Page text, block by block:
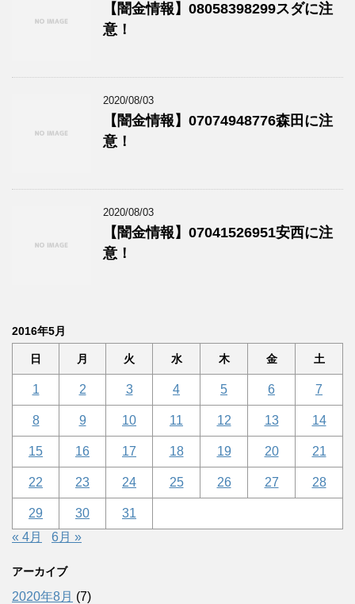
【闇金情報】08058398299スダに注
意！
2020/08/03
【闇金情報】07074948776森田に注
意！
2020/08/03
【闇金情報】07041526951安西に注
意！
2016年5月
日 月 火 水 木 金 土
1 2 3 4 5 6 7
8 9 10 11 12 13 14
15 16 17 18 19 20 21
22 23 24 25 26 27 28
29 30
31
« 4月
6月 »
アーカイブ
2020年8月 (7)